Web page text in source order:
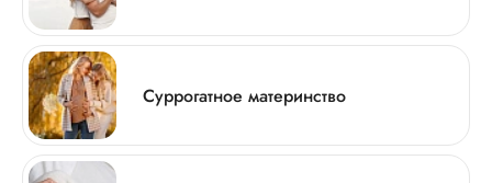
Суррогатное материнство